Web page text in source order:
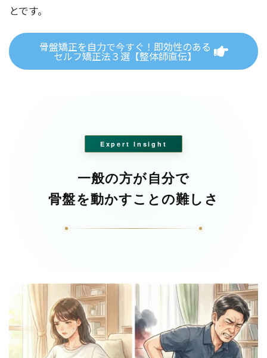
とです。
骨盤矯正を自力で今すぐ！即効性のある
セルフ矯正法３選【整体師直伝】
Expert Insight
一般の方が自分で
骨盤を動かすことの難しさ